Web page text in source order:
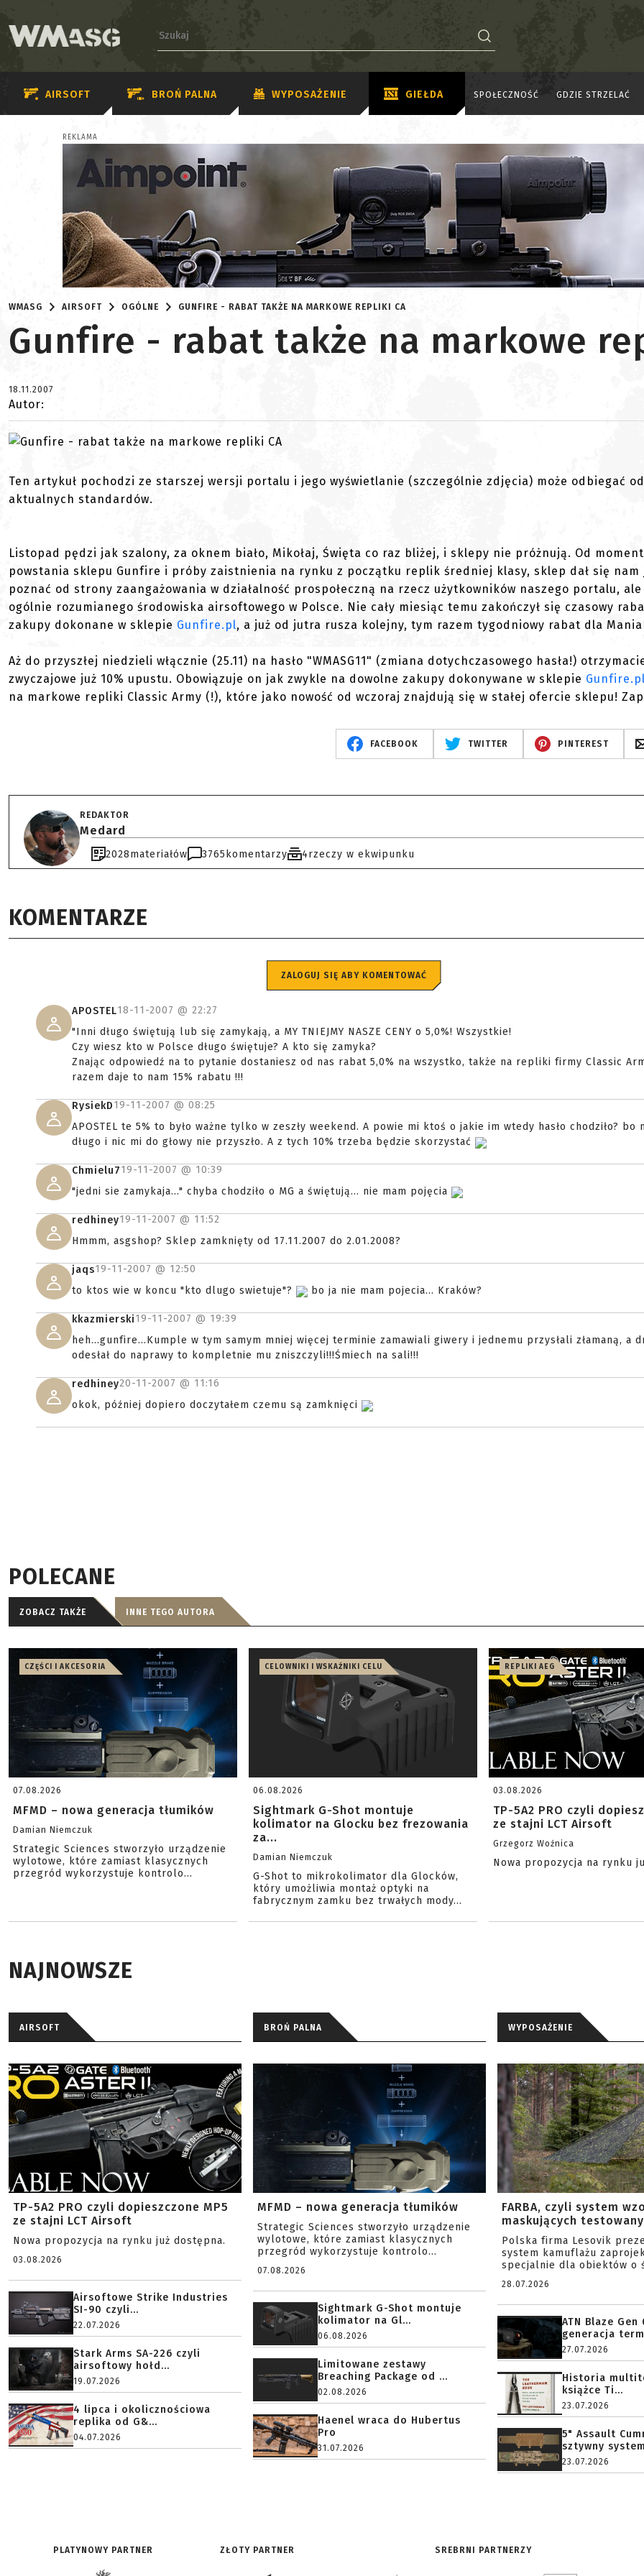
AIRSOFT BROŃ PALNA WYPOSAŻENIE GIEŁDA SPOŁECZNOŚĆ GDZIE STRZELAĆ
REKLAMA
WMASG AIRSOFT OGÓLNE GUNFIRE - RABAT TAKŻE NA MARKOWE REPLIKI CA
Gunfire - rabat także na markowe
18.11.2007
Autor:
Ten artykuł pochodzi ze starszej wersji portalu i jego wyświetlanie (szczególnie zdjęcia) może odbiegać od
aktualnych standardów.
Listopad pędzi jak szalony, za oknem biało, Mikołaj, Święta co raz bliżej, i sklepy nie próżnują. Od
powstania sklepu Gunfire i próby zaistnienia na rynku z początku replik średniej klasy, sklep dał się nam
poznać od strony zaangażowania w działalność prospołeczną na rzecz użytkowników naszego portalu, ale
ogólnie rozumianego środowiska airsoftowego w Polsce. Nie cały miesiąc temu zakończył się czasowy
zakupy dokonane w sklepie Gunfire.pl, a już od jutra rusza kolejny, tym razem tygodniowy rabat dla
Aż do przyszłej niedzieli włącznie (25.11) na hasło "WMASG11" (zmiana dotychczasowego hasła!)
zwyczajowe już 10% upustu. Obowiązuje on jak zwykle na dowolne zakupy dokonywane w sklepie Gunfire.pl
na markowe repliki Classic Army (!), które jako nowość od wczoraj znajdują się w stałej ofercie sklepu!
FACEBOOK TWITTER PINTEREST
REDAKTOR
Medard
2028materiałów 3765 komentarzy 4rzeczy w ekwipunku
KOMENTARZE
ZALOGUJ SIĘ ABY KOMENTOWAĆ
APOSTEL18-11-2007 @ 22:27
"Inni długo świętują lub się zamykają, a MY TNIEJMY NASZE CENY o 5,0%! Wszystkie!
Czy wiesz kto w Polsce długo świętuje? A kto się zamyka?
Znając odpowiedź na to pytanie dostaniesz od nas rabat 5,0% na wszystko, także na repliki firmy Classic
razem daje to nam 15% rabatu !!!
RysiekD19-11-2007 @ 08:25
APOSTEL te 5% to było ważne tylko w zeszły weekend. A powie mi ktoś o jakie im wtedy hasło chodziło? bo
długo i nic mi do głowy nie przyszło. A z tych 10% trzeba będzie skorzystać
Chmielu719-11-2007 @ 10:39
"jedni sie zamykaja..." chyba chodziło o MG a świętują... nie mam pojęcia
redhiney19-11-2007 @ 11:52
Hmmm, asgshop? Sklep zamknięty od 17.11.2007 do 2.01.2008?
jaqs19-11-2007 @ 12:50
to ktos wie w koncu "kto dlugo swietuje"?
bo ja nie mam pojecia... Kraków?
kkazmierski19-11-2007 @ 19:39
heh...gunfire...Kumple w tym samym mniej więcej terminie zamawiali giwery i jednemu przysłali złamaną, a
odesłał do naprawy to kompletnie mu zniszczyli!!!Śmiech na sali!!!
redhiney20-11-2007 @ 11:16
okok, później dopiero doczytałem czemu są zamknięci
POLECANE
ZOBACZ TAKŻE INNE TEGO AUTORA
CZĘŚCI I AKCESORIA
07.08.2026
MFMD – nowa generacja tłumików
Damian Niemczuk
Strategic Sciences stworzyło urządzenie
wylotowe, które zamiast klasycznych
przegród wykorzystuje kontrolo...
CELOWNIKI I WSKAŹNIKI CELU
06.08.2026
Sightmark G-Shot montuje
kolimator na Glocku bez frezowania
za...
Damian Niemczuk
G-Shot to mikrokolimator dla Glocków,
który umożliwia montaż optyki na
fabrycznym zamku bez trwałych mody...
REPLIKI AEG
03.08.2026
TP-5A2 PRO czyli
ze stajni LCT Airsoft
Grzegorz Woźnica
Nowa propozycja na rynku
NAJNOWSZE
AIRSOFT
TP-5A2 PRO czyli dopieszczone MP5
ze stajni LCT Airsoft
Nowa propozycja na rynku już dostępna.
03.08.2026
Airsoftowe Strike Industries
SI-90 czyli...
22.07.2026
Stark Arms SA-226 czyli
airsoftowy hołd...
19.07.2026
4 lipca i okolicznościowa
replika od G&...
04.07.2026
BROŃ PALNA
MFMD – nowa generacja tłumików
Strategic Sciences stworzyło urządzenie
wylotowe, które zamiast klasycznych
przegród wykorzystuje kontrolo...
07.08.2026
Sightmark G-Shot montuje
kolimator na Gl...
06.08.2026
Limitowane zestawy
Breaching Package od ...
02.08.2026
Haenel wraca do Hubertus
Pro
31.07.2026
WYPOSAŻENIE
FARBA, czyli system
maskujących
Polska firma Lesovik
system kamuflażu
specjalnie dla obiektów o
28.07.2026
ATN Blaze Gen
generacja
27.07.2026
Historia
książce Ti...
23.07.2026
5" Assault
sztywny
23.07.2026
PLATYNOWY PARTNER ZŁOTY PARTNER SREBRNI PARTNERZY